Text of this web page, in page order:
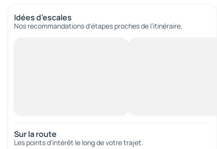
Idées d’escales
Nos recommandations d'étapes proches de l’itinéraire.
Sur la route
Les points d’intérêt le long de votre trajet.